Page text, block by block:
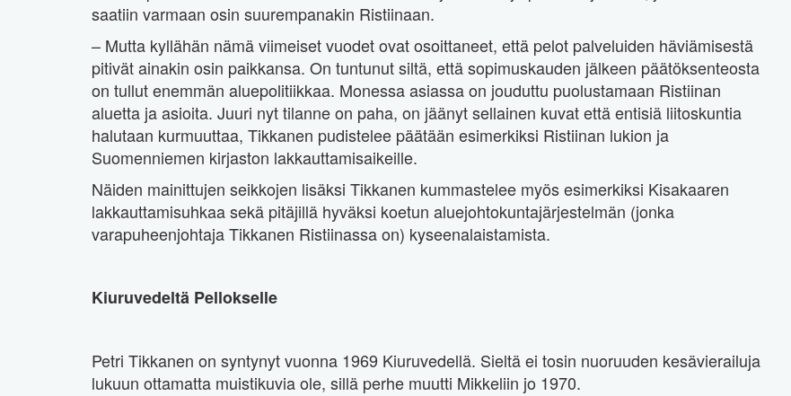
saatiin varmaan osin suurempanakin Ristiinaan.
– Mutta kyllähän nämä viimeiset vuodet ovat osoittaneet, että pelot palveluiden häviämisestä
pitivät ainakin osin paikkansa. On tuntunut siltä, että sopimuskauden jälkeen päätöksenteosta
on tullut enemmän aluepolitiikkaa. Monessa asiassa on jouduttu puolustamaan Ristiinan
aluetta ja asioita. Juuri nyt tilanne on paha, on jäänyt sellainen kuvat että entisiä liitoskuntia
halutaan kurmuuttaa, Tikkanen pudistelee päätään esimerkiksi Ristiinan lukion ja
Suomenniemen kirjaston lakkauttamisaikeille.
Näiden mainittujen seikkojen lisäksi Tikkanen kummastelee myös esimerkiksi Kisakaaren
lakkauttamisuhkaa sekä pitäjillä hyväksi koetun aluejohtokuntajärjestelmän (jonka
varapuheenjohtaja Tikkanen Ristiinassa on) kyseenalaistamista.
Kiuruvedeltä Pellokselle
Petri Tikkanen on syntynyt vuonna 1969 Kiuruvedellä. Sieltä ei tosin nuoruuden kesävierailuja
lukuun ottamatta muistikuvia ole, sillä perhe muutti Mikkeliin jo 1970.